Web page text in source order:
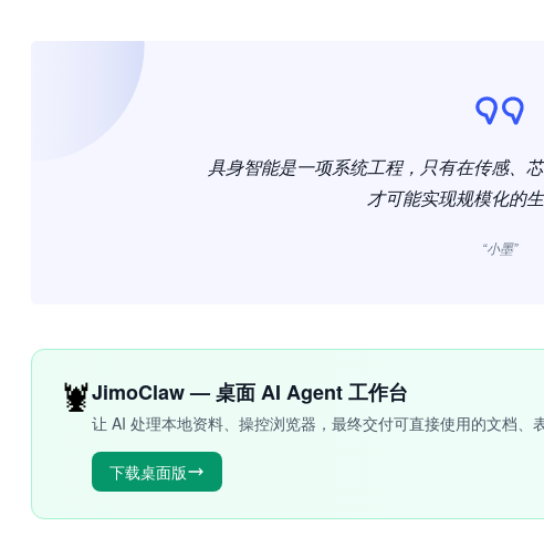
具身智能是一项系统工程，只有在传感、
才可能实现规模化的生
“小墨”
🦞JimoClaw — 桌面 AI Agent 工作台
让 AI 处理本地资料、操控浏览器，最终交付可直接使用的文档、
下载桌面版